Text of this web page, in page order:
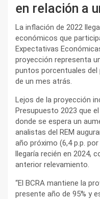
en relación a
La inflación de 2022
económicos que
Expectativas
proyección representa
puntos porcentuales del
de un mes atrás.
Lejos de la proyección
Presupuesto 2023 que
donde se espera un
analistas del REM
año próximo (6,4 p.p.
llegaría recién en 2024,
anterior relevamiento.
“El BCRA mantiene la
presente año de 95% y